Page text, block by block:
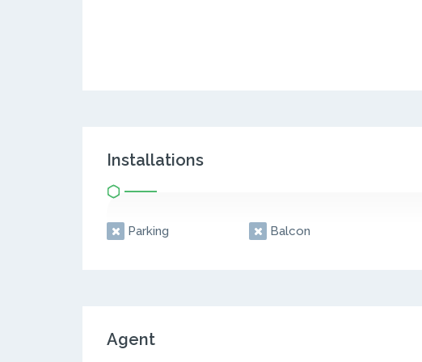
Installations
Parking Balcon
Agent